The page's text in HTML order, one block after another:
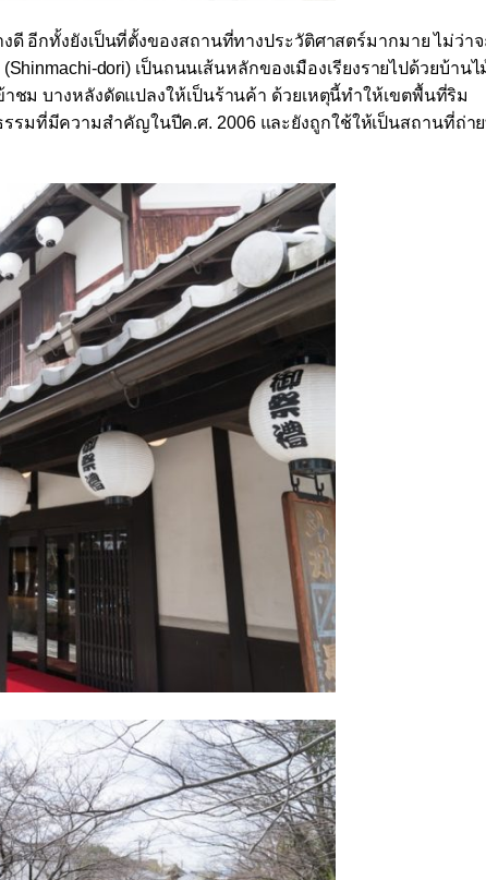
ดี อีกทั้งยังเป็นที่ตั้งของสถานที่ทางประวัติศาสตร์มากมาย ไม่ว่าจ
(Shinmachi-dori) เป็นถนนเส้นหลักของเมืองเรียงรายไปด้วยบ้านไ
ชม บางหลังดัดแปลงให้เป็นร้านค้า ด้วยเหตุนี้ทำให้เขตพื้นที่ริม
รรมที่มีความสำคัญในปีค.ศ. 2006 และยังถูกใช้ให้เป็นสถานที่ถ่า